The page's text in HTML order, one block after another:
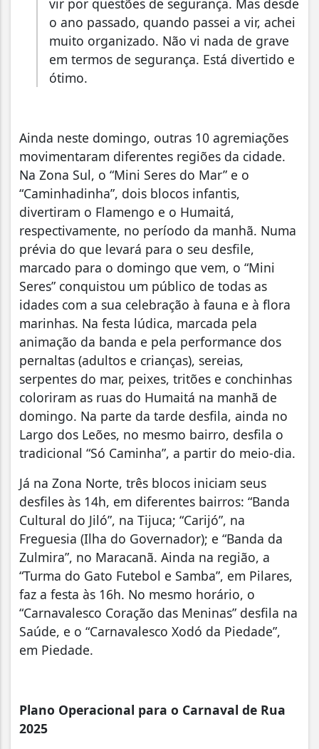
vir por questões de segurança. Mas desde
o ano passado, quando passei a vir, achei
muito organizado. Não vi nada de grave
em termos de segurança. Está divertido e
ótimo.
Ainda neste domingo, outras 10 agremiações
movimentaram diferentes regiões da cidade.
Na Zona Sul, o “Mini Seres do Mar” e o
“Caminhadinha”, dois blocos infantis,
divertiram o Flamengo e o Humaitá,
respectivamente, no período da manhã. Numa
prévia do que levará para o seu desfile,
marcado para o domingo que vem, o “Mini
Seres” conquistou um público de todas as
idades com a sua celebração à fauna e à flora
marinhas. Na festa lúdica, marcada pela
animação da banda e pela performance dos
pernaltas (adultos e crianças), sereias,
serpentes do mar, peixes, tritões e conchinhas
coloriram as ruas do Humaitá na manhã de
domingo. Na parte da tarde desfila, ainda no
Largo dos Leões, no mesmo bairro, desfila o
tradicional “Só Caminha”, a partir do meio-dia.
Já na Zona Norte, três blocos iniciam seus
desfiles às 14h, em diferentes bairros: “Banda
Cultural do Jiló”, na Tijuca; “Carijó”, na
Freguesia (Ilha do Governador); e “Banda da
Zulmira”, no Maracanã. Ainda na região, a
“Turma do Gato Futebol e Samba”, em Pilares,
faz a festa às 16h. No mesmo horário, o
“Carnavalesco Coração das Meninas” desfila na
Saúde, e o “Carnavalesco Xodó da Piedade”,
em Piedade.
Plano Operacional para o Carnaval de Rua
2025